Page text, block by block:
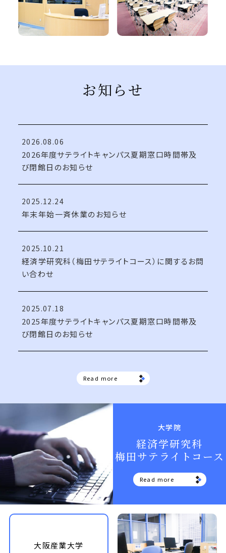
お知らせ
2026.08.06
2026年度サテライトキャンパス夏期窓口時間帯及
び閉館日のお知らせ
2025.12.24
年末年始一斉休業のお知らせ
2025.10.21
経済学研究科（梅田サテライトコース）に関するお問
い合わせ
2025.07.18
2025年度サテライトキャンパス夏期窓口時間帯及
び閉館日のお知らせ
Read more
大学院
経済学研究科
梅田サテライトコース
Read more
大阪産業大学